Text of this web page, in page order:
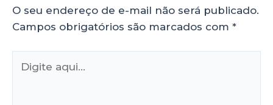
O seu endereço de e-mail não será publicado.
Campos obrigatórios são marcados com *